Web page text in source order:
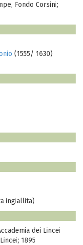
Fondo Corsini;
(1555/ 1630)
ingiallita)
dei Lincei
1895